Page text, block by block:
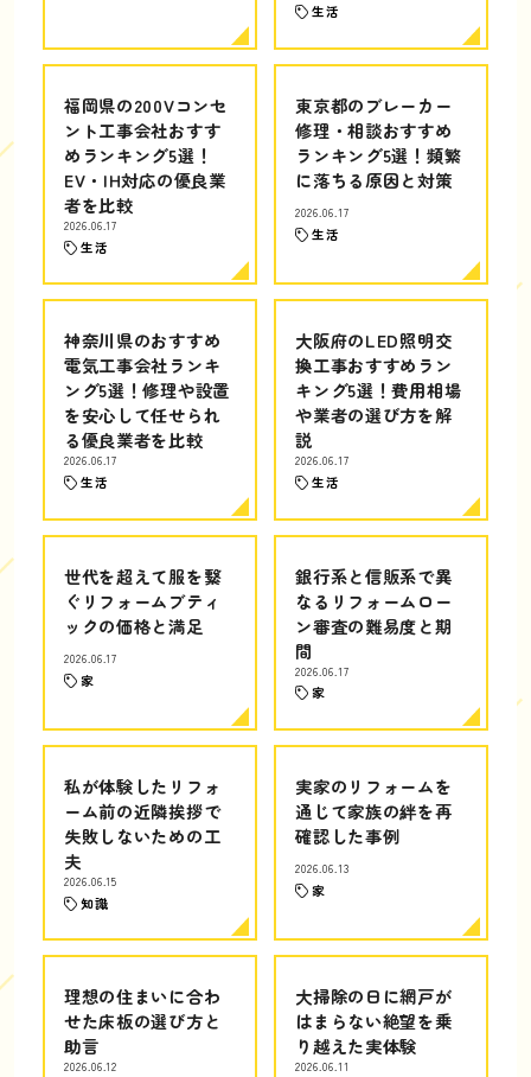
生活
福岡県の200Vコンセ
ント工事会社おすす
めランキング5選！
EV・IH対応の優良業
者を比較
2026.06.17
生活
東京都のブレーカー
修理・相談おすすめ
ランキング5選！頻繁
に落ちる原因と対策
2026.06.17
生活
神奈川県のおすすめ
電気工事会社ランキ
ング5選！修理や設置
を安心して任せられ
る優良業者を比較
2026.06.17
生活
大阪府のLED照明交
換工事おすすめラン
キング5選！費用相場
や業者の選び方を解
説
2026.06.17
生活
世代を超えて服を繋
ぐリフォームブティ
ックの価格と満足
2026.06.17
家
銀行系と信販系で異
なるリフォームロー
ン審査の難易度と期
間
2026.06.17
家
私が体験したリフォ
ーム前の近隣挨拶で
失敗しないための工
夫
2026.06.15
知識
実家のリフォームを
通じて家族の絆を再
確認した事例
2026.06.13
家
理想の住まいに合わ
せた床板の選び方と
助言
2026.06.12
大掃除の日に網戸が
はまらない絶望を乗
り越えた実体験
2026.06.11